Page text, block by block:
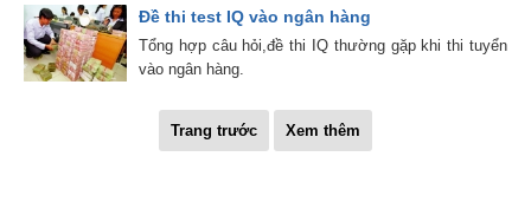
Đề thi test IQ vào ngân hàng
Tổng hợp câu hỏi,đề thi IQ thường gặp khi thi tuyển
vào ngân hàng.
Trang trước Xem thêm